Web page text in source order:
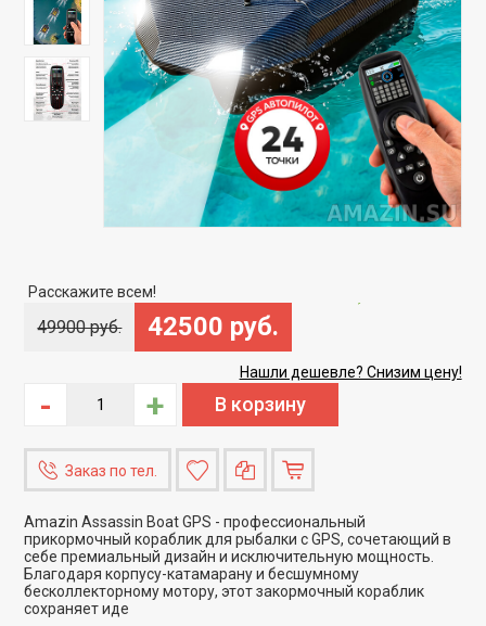
Расскажите всем!
49900 руб. 42500 руб.
Нашли дешевле? Снизим цену!
- +
Заказ по тел.
Amazin Assassin Boat GPS - профессиональный
прикормочный кораблик для рыбалки с GPS, сочетающий в
себе премиальный дизайн и исключительную мощность.
Благодаря корпусу-катамарану и бесшумному
бесколлекторному мотору, этот закормочный кораблик
сохраняет иде